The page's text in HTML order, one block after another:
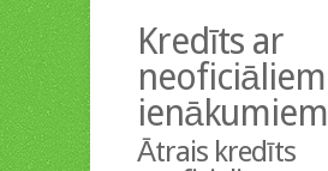
Kredīts ar
neoficiāliem
ienākumiem
Ātrais kredīts